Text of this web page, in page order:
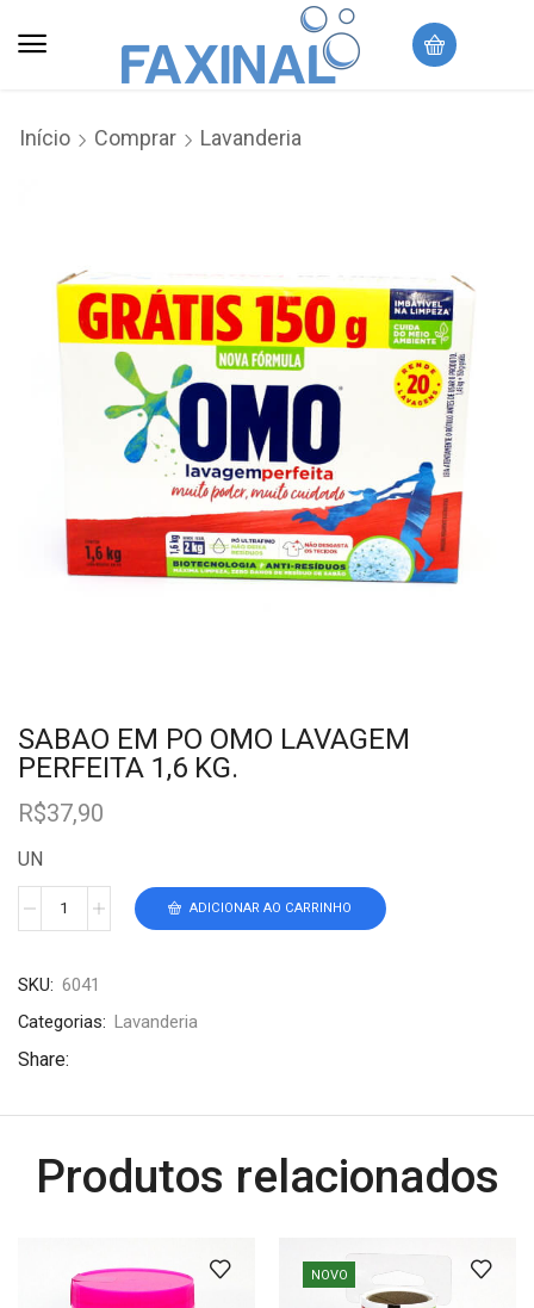
Início Comprar Lavanderia
SABAO EM PO OMO LAVAGEM
PERFEITA 1,6 KG.
R$37,90
UN
ADICIONAR AO CARRINHO
SKU: 6041
Categorias: Lavanderia
Share:
Produtos relacionados
NOVO